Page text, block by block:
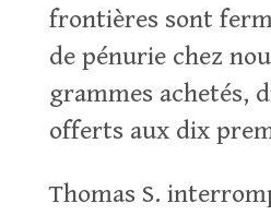
frontières sont
de pénurie chez
grammes achetés,
offerts aux dix
Thomas S.